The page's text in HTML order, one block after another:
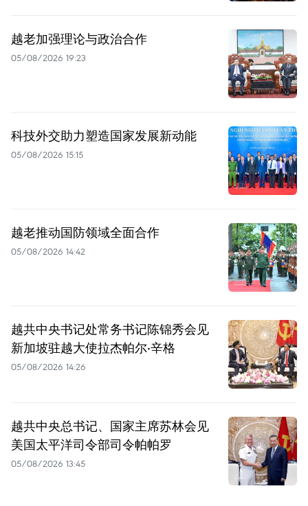
越老加强理论与政治合作
05/08/2026 19:23
科技外交助力塑造国家发展新动能
05/08/2026 15:15
越老推动国防领域全面合作
05/08/2026 14:42
越共中央书记处常务书记陈锦秀会见
新加坡驻越大使拉杰帕尔·辛格
05/08/2026 14:26
越共中央总书记、国家主席苏林会见
美国太平洋司令部司令帕帕罗
05/08/2026 13:45